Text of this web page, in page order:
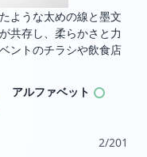
ような太めの線と墨文
共存し、柔らかさと力
ントのチラシや飲食店
アルファベット
2/201